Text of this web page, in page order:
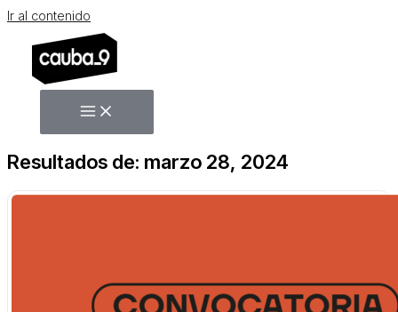
Ir al contenido
Resultados de: marzo 28, 2024